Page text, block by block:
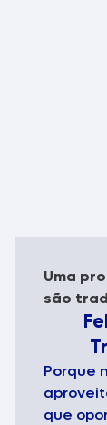
Uma
são
Porque
que